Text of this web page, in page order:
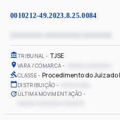
0010212-49.2023.8.25.0084
TRIBUNAL TJSE
VARA / COMARCA
CLASSE Procedimento do Juizado
DISTRIBUIÇÃO
ÚLTIMA MOVIMENTAÇÃO